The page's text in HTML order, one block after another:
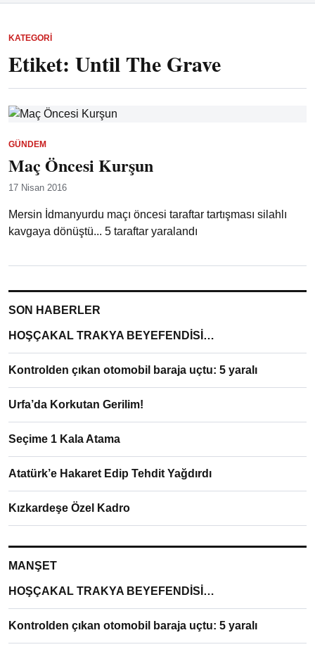
KATEGORI
Etiket: Until The Grave
GÜNDEM
Maç Öncesi Kurşun
17 Nisan 2016
Mersin İdmanyurdu maçı öncesi taraftar tartışması silahlı
kavgaya dönüştü... 5 taraftar yaralandı
SON HABERLER
HOŞÇAKAL TRAKYA BEYEFENDİSİ…
Kontrolden çıkan otomobil baraja uçtu: 5 yaralı
Urfa’da Korkutan Gerilim!
Seçime 1 Kala Atama
Atatürk’e Hakaret Edip Tehdit Yağdırdı
Kızkardeşe Özel Kadro
MANŞET
HOŞÇAKAL TRAKYA BEYEFENDİSİ…
Kontrolden çıkan otomobil baraja uçtu: 5 yaralı